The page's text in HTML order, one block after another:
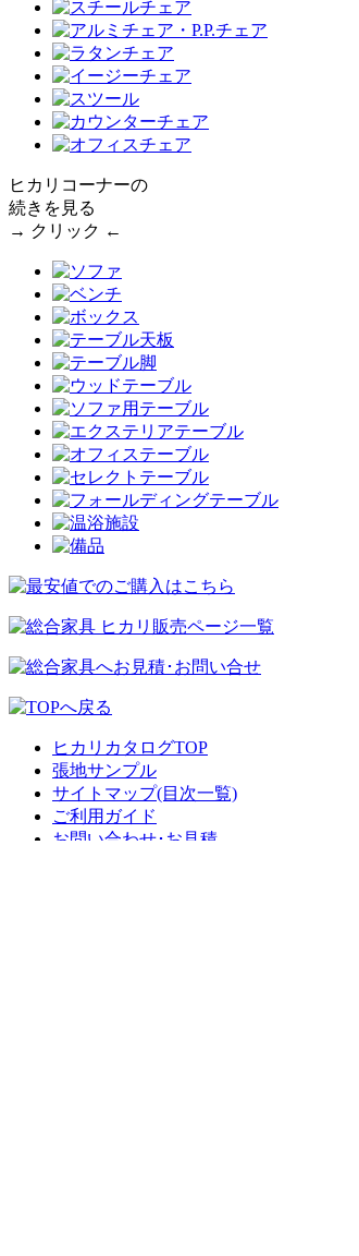
ヒカリコーナーの
続きを見る
→ クリック ←
ヒカリカタログTOP
張地サンプル
サイトマップ(目次一覧)
ご利用ガイド
お問い合わせ･お見積